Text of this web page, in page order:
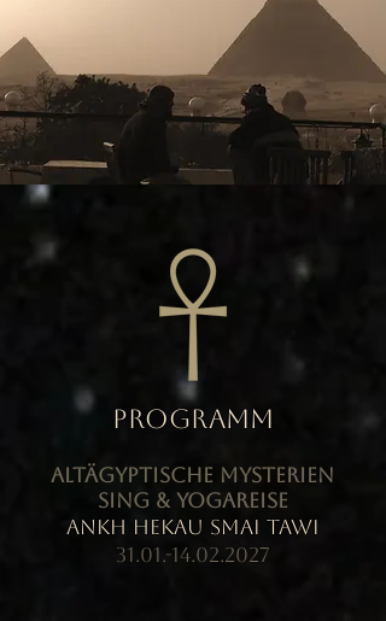
Programm
Altägyptische Mysterien
Sing & Yogareise
ANKH HEKAU SMAI TAWI
31.01.-14.02.2027